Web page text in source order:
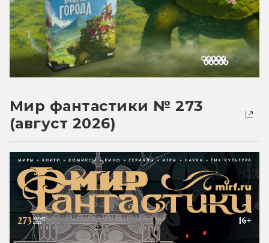
Мир фантастики № 273
(август 2026)